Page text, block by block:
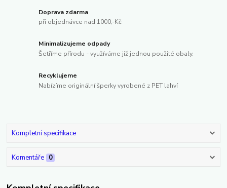
Doprava zdarma
při objednávce nad 1000,-Kč
Minimalizujeme odpady
Šetříme přírodu - využíváme již jednou použité obaly.
Recyklujeme
Nabízíme originální šperky vyrobené z PET lahví
Kompletní specifikace
Komentáře 0